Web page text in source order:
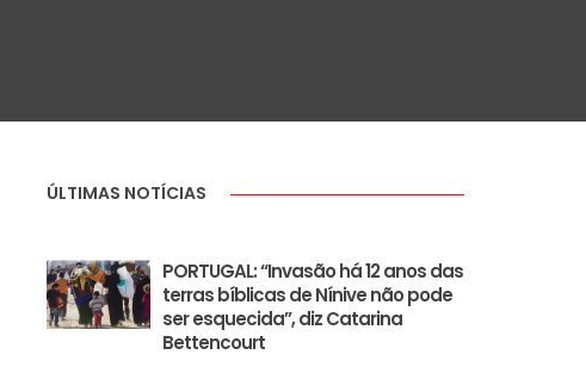
ÚLTIMAS NOTÍCIAS
PORTUGAL: “Invasão há 12 anos das
terras bíblicas de Nínive não pode
ser esquecida”, diz Catarina
Bettencourt